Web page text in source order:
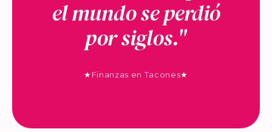
el mundo se perdió
por siglos."
★Finanzas en Tacones★